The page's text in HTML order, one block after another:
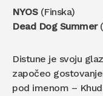
NYOS(Finska)
Dead Dog Summer
Distune je svoju
započeo
pod imenom –